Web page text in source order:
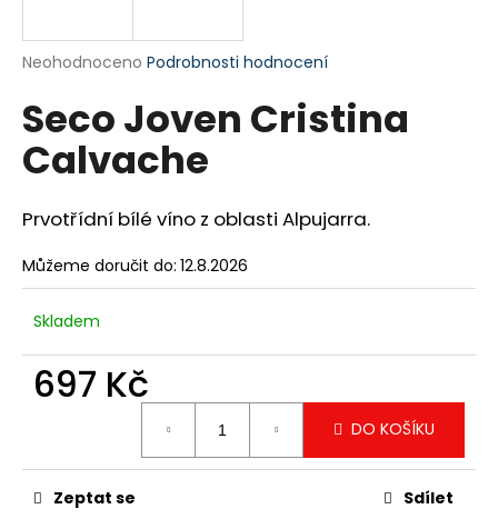
Průměrné
produktu
je
0,0
z
hvězdiček.
Neohodnoceno Podrobnosti hodnocení
Seco Joven Cristina
Calvache
Prvotřídní bílé víno z oblasti Alpujarra.
Můžeme doručit do: 12.8.2026
Skladem
697 Kč
DO KOŠÍKU
Zeptat se Sdílet
j
t
?
HLEDAT
D
o
p
u
č